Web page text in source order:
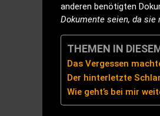
anderen benötigten
Dokumente seien, da
THEMEN IN
Das Vergessen
Der hinterletzte
Wie geht’s bei mir